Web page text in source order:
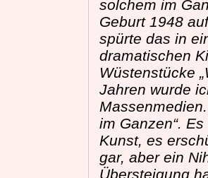
solchem im
Geburt 1948
spürte das in
dramatischen
Wüstenstücke
Jahren wurde
im Ganzen“.
Kunst, es
gar, aber ein
Übersteigung